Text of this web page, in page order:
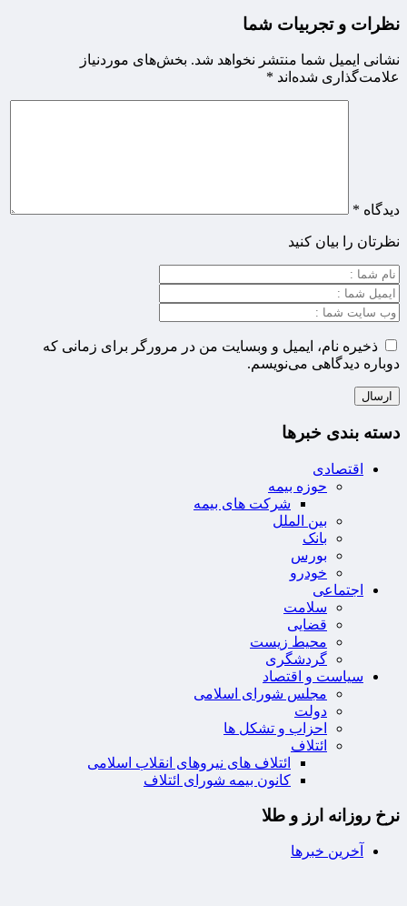
نظرات و تجربیات شما
نشانی ایمیل شما منتشر نخواهد شد. بخش‌های موردنیاز
علامت‌گذاری شده‌اند *
دیدگاه *
نظرتان را بیان کنید
ذخیره نام، ایمیل و وبسایت من در مرورگر برای زمانی که
دوباره دیدگاهی می‌نویسم.
دسته بندی خبرها
اقتصادی
حوزه بیمه
شرکت های بیمه
بین الملل
بانک
بورس
خودرو
اجتماعی
سلامت
قضایی
محیط زیست
گردشگری
سیاست و اقتصاد
مجلس شورای اسلامی
دولت
احزاب و تشکل ها
ائتلاف
ائتلاف های نیروهای انقلاب اسلامی
کانون بیمه شورای ائتلاف
نرخ روزانه ارز و طلا
آخرین خبرها